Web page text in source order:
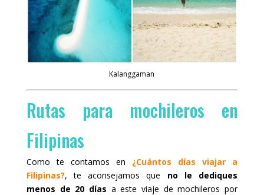
Kalanggaman
Rutas para mochileros en
Filipinas
Como te contamos en ¿Cuántos días viajar a
Filipinas?, te aconsejamos que no le dediques
menos de 20 días a este viaje de mochileros por